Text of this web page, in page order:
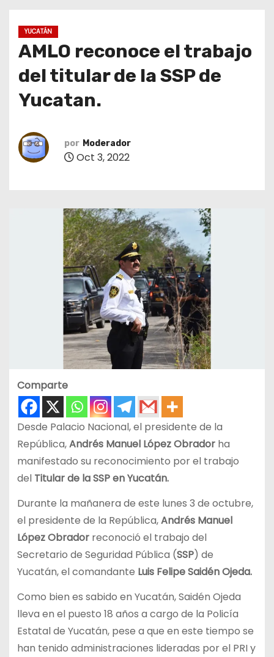
YUCATÁN
AMLO reconoce el trabajo
del titular de la SSP de
Yucatan.
por Moderador
Oct 3, 2022
Comparte
Desde Palacio Nacional, el presidente de la
República,Andrés Manuel López Obradorha
manifestado su reconocimiento por el trabajo
del Titular de la SSP en Yucatán.
Durante la mañanera de este lunes 3 de octubre,
el presidente de la República,Andrés Manuel
López Obrador reconoció el trabajo del
Secretario de Seguridad Pública (SSP) de
Yucatán, el comandante Luis Felipe Saidén Ojeda.
Como bien es sabido en Yucatán, Saidén Ojeda
lleva en el puesto 18 años a cargo de la Policía
Estatal de Yucatán, pese a que en este tiempo se
han tenido administraciones lideradas por el PRI y